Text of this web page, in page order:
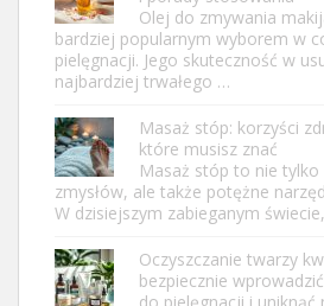
Olej do zmywania
bardziej popularnym wyborem w
pielęgnacji. Jego skuteczność w
najbardziej trwałego …
Masaż stóp: korzyści
które musisz znać
Masaż stóp to nie
zmysłów, ale także potężne
W dzisiejszym zabieganym
Oczyszczanie twarzy
bezpiecznie
do pielęgnacji i uniknąć